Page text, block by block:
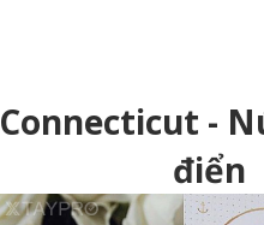
Connecticut -
điển